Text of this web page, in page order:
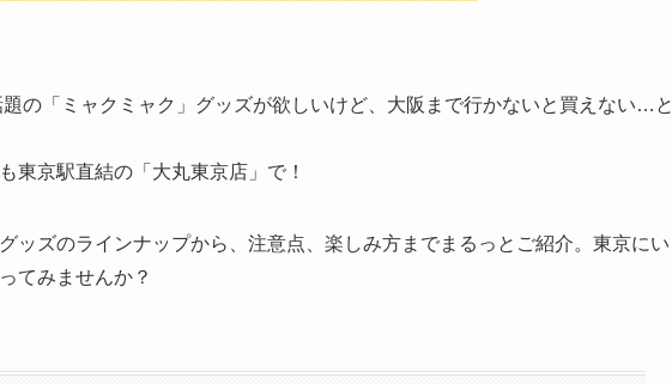
の「ミャクミャク」グッズが欲しいけど、大阪まで行かないと買えない…と
東京駅直結の「大丸東京店」で！
ッズのラインナップから、注意点、楽しみ方までまるっとご紹介。東京にい
てみませんか？